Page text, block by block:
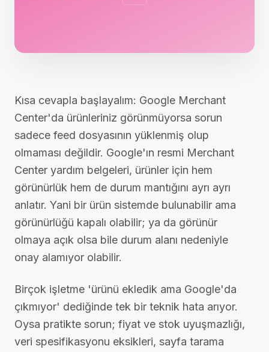
Kısa cevapla başlayalım: Google Merchant
Center'da ürünleriniz görünmüyorsa sorun
sadece feed dosyasının yüklenmiş olup
olmaması değildir. Google'ın resmi Merchant
Center yardım belgeleri, ürünler için hem
görünürlük hem de durum mantığını ayrı ayrı
anlatır. Yani bir ürün sistemde bulunabilir ama
görünürlüğü kapalı olabilir; ya da görünür
olmaya açık olsa bile durum alanı nedeniyle
onay alamıyor olabilir.
Birçok işletme 'ürünü ekledik ama Google'da
çıkmıyor' dediğinde tek bir teknik hata arıyor.
Oysa pratikte sorun; fiyat ve stok uyuşmazlığı,
veri spesifikasyonu eksikleri, sayfa tarama